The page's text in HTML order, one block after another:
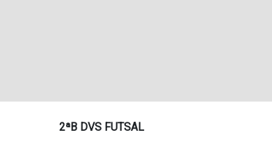
2ªB DVS FUTSAL